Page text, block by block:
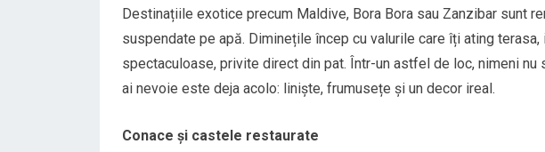
Destinațiile exotice precum Maldive, Bora Bora sau Zanzibar sunt
suspendate pe apă. Diminețile încep cu valurile care îți ating
spectaculoase, privite direct din pat. Într-un astfel de loc, nimeni
ai nevoie este deja acolo: liniște, frumusețe și un decor ireal.
Conace și castele restaurate